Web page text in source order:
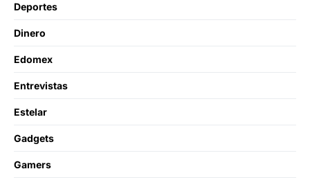
Deportes
Dinero
Edomex
Entrevistas
Estelar
Gadgets
Gamers